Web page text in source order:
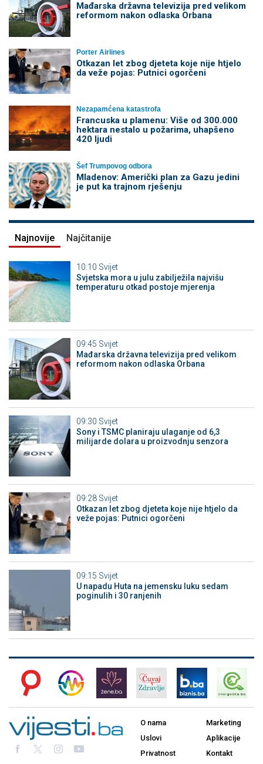
Mađarska državna televizija pred velikom
reformom nakon odlaska Orbana
Porter Airlines
Otkazan let zbog djeteta koje nije htjelo
da veže pojas: Putnici ogorčeni
Nezapamćena katastrofa
Francuska u plamenu: Više od 300.000
hektara nestalo u požarima, uhapšeno
420 ljudi
Šef Trumpovog odbora
Mladenov: Američki plan za Gazu jedini
je put ka trajnom rješenju
Najnovije Najčitanije
10:10 Svijet
Svjetska mora u julu zabilježila najvišu
temperaturu otkad postoje mjerenja
09:45 Svijet
Mađarska državna televizija pred velikom
reformom nakon odlaska Orbana
09:30 Svijet
Sony i TSMC planiraju ulaganje od 6,3
milijarde dolara u proizvodnju senzora
09:28 Svijet
Otkazan let zbog djeteta koje nije htjelo da
veže pojas: Putnici ogorčeni
09:15 Svijet
U napadu Huta na jemensku luku sedam
poginulih i 30 ranjenih
O nama
Uslovi
Privatnost
Marketing
Aplikacije
Kontakt